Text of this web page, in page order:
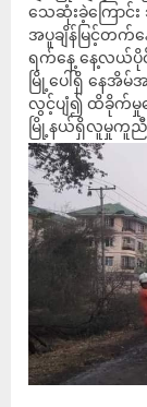
သေဆုံးခဲ့ကြောင်
အပူချိန်မြင့်တက်
ရက်နေ့ နေ့လယ်ပိုင်
မြို့ပေါ်ရှိ နေအိမ်အ
လွင့်ပျံ၍ ထိခိုက်မှု
မြို့နယ်ရှိလူမှုကူ